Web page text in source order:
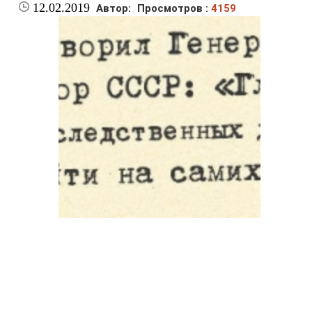
12.02.2019 Автор: Просмотров :4159